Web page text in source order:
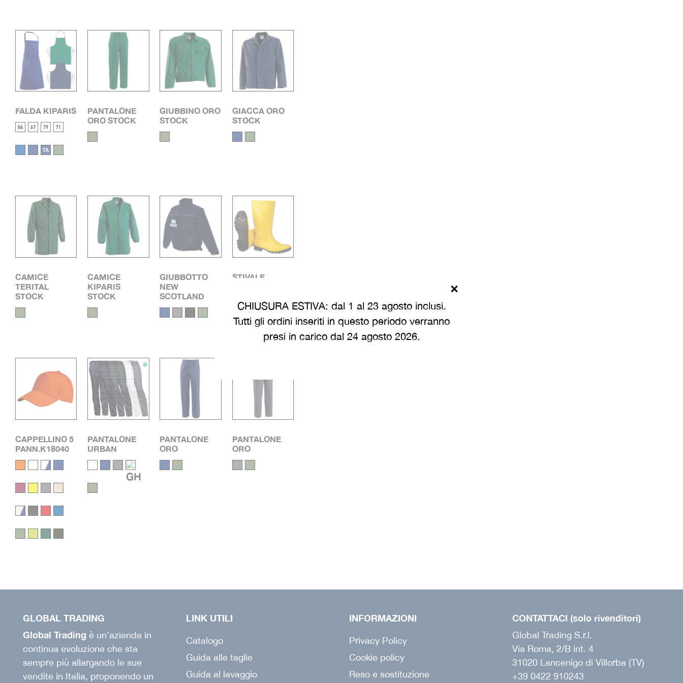
CHIUSURA ESTIVA: dal 1 al 23 agosto inclusi.
Tutti gli ordini inseriti in questo periodo verranno
presi in carico dal 24 agosto 2026.
FALDA KIPARIS
PANTALONE
ORO STOCK
GIUBBINO ORO
STOCK
GIACCA ORO
STOCK
CAMICE
TERITAL
STOCK
CAMICE
KIPARIS
STOCK
GIUBBOTTO
NEW
SCOTLAND
STIVALE
CAPPELLINO 5
PANN.K18040
PANTALONE
URBAN
PANTALONE
ORO
PANTALONE
ORO
GLOBAL TRADING
Global Trading è un’azienda in
continua evoluzione che sta
sempre più allargando le sue
vendite in Italia, proponendo un
LINK UTILI
Catalogo
Guida alle taglie
Guida al lavaggio
INFORMAZIONI
Privacy Policy
Cookie policy
Reso e sostituzione
CONTATTACI (solo rivenditori)
Global Trading S.r.l.
Via Roma, 2/B int. 4
31020 Lancenigo di Villorba (TV)
+39 0422 910243